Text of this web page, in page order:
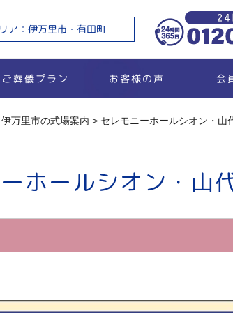
ア：伊万里市・有田町
ご葬儀プラン お客様の声 会
伊万里市の式場案内 > セレモニーホールシオン・山
ホールシオン・山